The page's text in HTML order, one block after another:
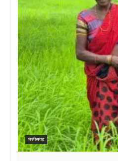
छत्तीसगढ़